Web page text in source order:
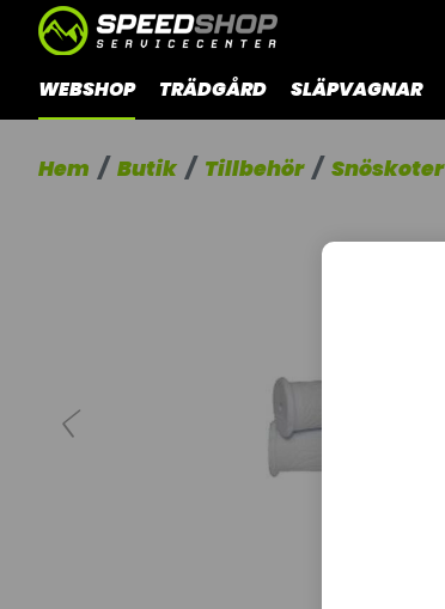
WEBSHOP TRÄDGÅRD SLÄPVAGNAR
Hem Butik Tillbehör Snöskoter